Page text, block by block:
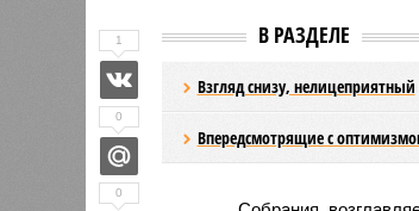
В РАЗДЕЛЕ
Взгляд снизу, нелицеприятный
Впередсмотрящие с
1
0
0